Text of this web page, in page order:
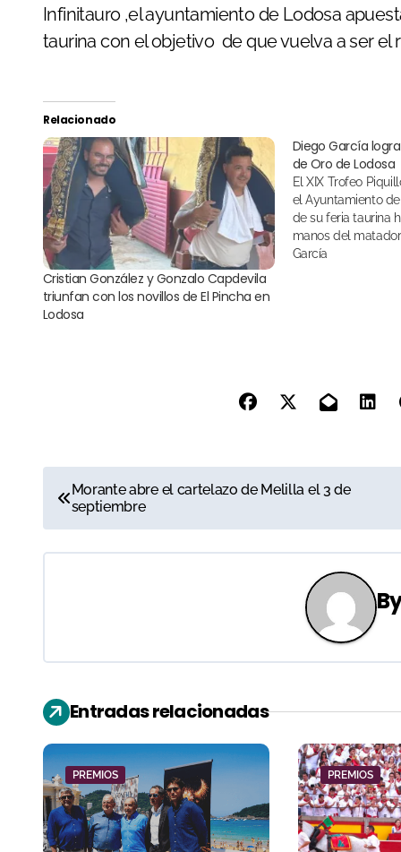
Infinitauro ,el ayuntamiento de Lodosa
taurina con el objetivo de que vuelva a ser el
Relacionado
Cristian González y Gonzalo Capdevila
triunfan con los novillos de El Pincha en
Lodosa
Diego García
de Oro de Lodosa
El XIX Trofeo Piquillo de Oro que concede
el Ayuntamiento
de su feria taurina
manos del
García
N
a
v
a
c
i
ó
n
Morante abre el cartelazo de Melilla el 3 de
septiembre
Entradas relacionadas
PREMIOS PREMIOS